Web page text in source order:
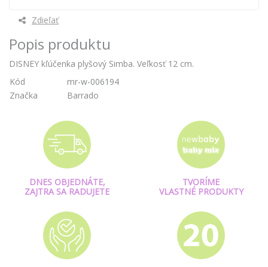
Zdieľať
Popis produktu
DISNEY kľúčenka plyšový Simba. Veľkosť 12 cm.
Kód
mr-w-006194
Značka
Barrado
DNES OBJEDNÁTE,
ZAJTRA SA RADUJETE
TVORÍME
VLASTNÉ PRODUKTY